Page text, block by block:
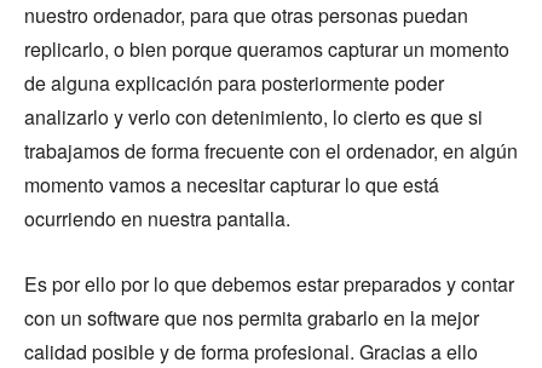
nuestro ordenador, para que otras personas puedan
replicarlo, o bien porque queramos capturar un momento
de alguna explicación para posteriormente poder
analizarlo y verlo con detenimiento, lo cierto es que si
trabajamos de forma frecuente con el ordenador, en algún
momento vamos a necesitar capturar lo que está
ocurriendo en nuestra pantalla.
Es por ello por lo que debemos estar preparados y contar
con un software que nos permita grabarlo en la mejor
calidad posible y de forma profesional. Gracias a ello